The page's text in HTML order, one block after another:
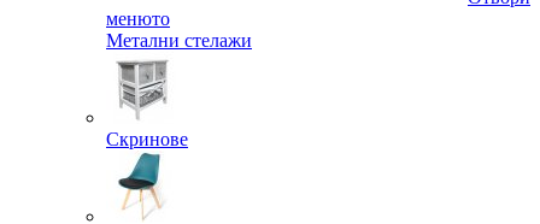
менюто
Метални стелажи
Скринове